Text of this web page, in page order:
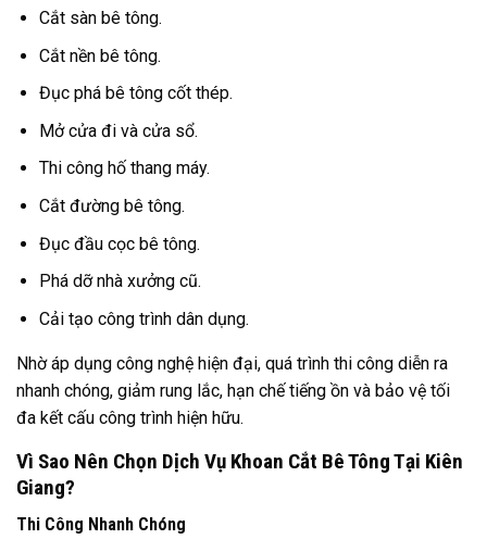
Cắt sàn bê tông.
Cắt nền bê tông.
Đục phá bê tông cốt thép.
Mở cửa đi và cửa sổ.
Thi công hố thang máy.
Cắt đường bê tông.
Đục đầu cọc bê tông.
Phá dỡ nhà xưởng cũ.
Cải tạo công trình dân dụng.
Nhờ áp dụng công nghệ hiện đại, quá trình thi công diễn ra
nhanh chóng, giảm rung lắc, hạn chế tiếng ồn và bảo vệ tối
đa kết cấu công trình hiện hữu.
Vì Sao Nên Chọn Dịch Vụ Khoan Cắt Bê Tông Tại Kiên
Giang?
Thi Công Nhanh Chóng